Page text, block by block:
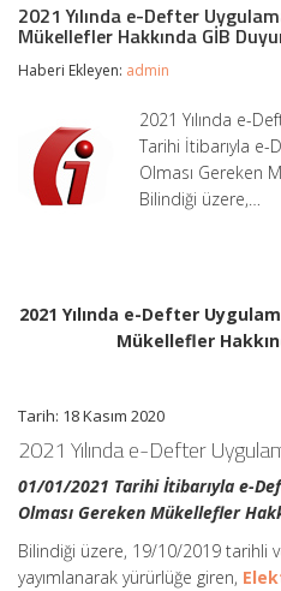
e-
Defter
Uygulamasına
Gereken
Mükellefler
Hakkında
Duyurusu
2021 Yılında e-Defter
Mükellefler Hakkında GİB
Haberi Ekleyen: admin
2021 Yılında e-
Tarihi İtibarıyla e-
Olması Gereken
Bilindiği üzere,…
2021 Yılında e-Defter
Mükellefler
Tarih: 18 Kasım 2020
2021 Yılında e-Defter
01/01/2021 Tarihi İtibarıyla e-
Olması Gereken Mükellefler
Bilindiği üzere, 19/10/2019 tarihli
yayımlanarak yürürlüğe giren,